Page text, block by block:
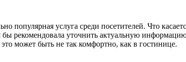
услуга среди посетителей. Что
рекомендовала уточнить актуальную
может быть не так комфортно, как в гостинице.